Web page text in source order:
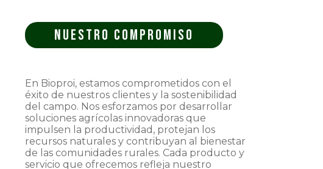
Nuestro compromiso
En Bioproi, estamos comprometidos con el
éxito de nuestros clientes y la sostenibilidad
del campo. Nos esforzamos por desarrollar
soluciones agrícolas innovadoras que
impulsen la productividad, protejan los
recursos naturales y contribuyan al bienestar
de las comunidades rurales. Cada producto y
servicio que ofrecemos refleja nuestro